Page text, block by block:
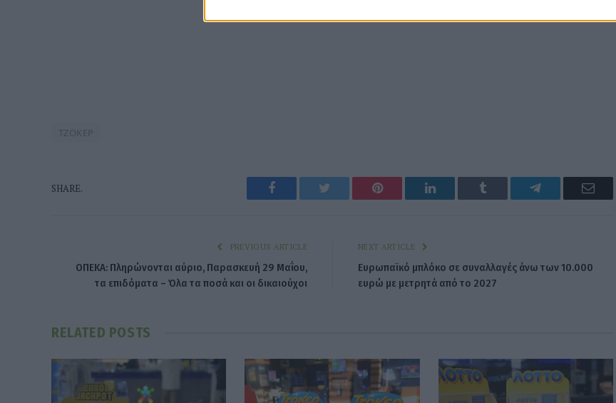
ΤΖΟΚΕΡ
SHARE. Facebook Pinterest LinkedIn Tumblr Telegram
PREVIOUS ARTICLE
ΟΠΕΚΑ: Πληρώνονται αύριο, Παρασκευή 29 Μαΐου,
τα επιδόματα – Όλα τα ποσά και οι δικαιούχοι
NEXT ARTICLE
Ευρωπαϊκό μπλόκο σε συναλλαγές άνω των 10.000
ευρώ με μετρητά από το 2027
RELATED POSTS